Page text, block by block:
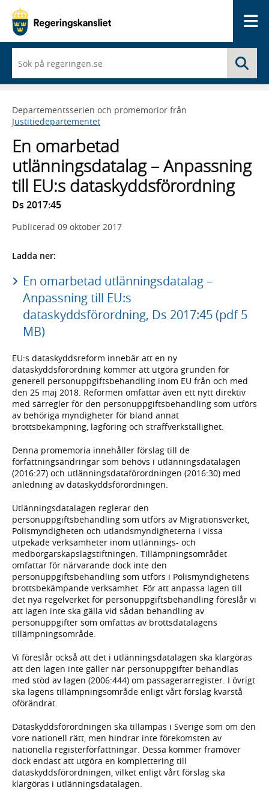
du
börjar
skriva
framträder
en
med
sökförslag
Departementsserien och promemorior från
Justitiedepartementet
En omarbetad
utlänningsdatalag – Anpassning
till EU:s dataskyddsförordning
Ds 2017:45
Publicerad 09 oktober 2017
Ladda ner:
En omarbetad utlänningsdatalag –
Anpassning till EU:s
dataskyddsförordning, Ds 2017:45 (pdf 5
MB)
EU:s dataskyddsreform innebär att en ny
dataskyddsförordning kommer att utgöra grunden för
generell personuppgiftsbehandling inom EU från och med
den 25 maj 2018. Reformen omfattar även ett nytt direktiv
med särregler för den personuppgiftsbehandling som utförs
av behöriga myndigheter för bland annat
brottsbekämpning, lagföring och straffverkställighet.
Denna promemoria innehåller förslag till de
författningsändringar som behövs i utlänningsdatalagen
(2016:27) och utlänningsdataförordningen (2016:30) med
anledning av dataskyddsförordningen.
Utlänningsdatalagen reglerar den
personuppgiftsbehandling som utförs av Migrationsverket,
Polismyndigheten och utlandsmyndigheterna i vissa
utpekade verksamheter inom utlännings- och
medborgarskapslagstiftningen. Tillämpningsområdet
omfattar för närvarande dock inte den
personuppgiftsbehandling som utförs i Polismyndighetens
brottsbekämpande verksamhet. För att anpassa lagen till
det nya regelverket för personuppgiftsbehandling föreslår vi
att lagen inte ska gälla vid sådan behandling av
personuppgifter som omfattas av brottsdatalagens
tillämpningsområde.
Vi föreslår också att det i utlänningsdatalagen ska klargöras
att den lagen inte gäller när personuppgifter behandlas
med stöd av lagen (2006:444) om passagerarregister. I övrigt
ska lagens tillämpningsområde enligt vårt förslag kvarstå
oförändrat.
Dataskyddsförordningen ska tillämpas i Sverige som om den
vore nationell rätt, men hindrar inte förekomsten av
nationella registerförfattningar. Dessa kommer framöver
dock endast att utgöra en komplettering till
dataskyddsförordningen, vilket enligt vårt förslag ska
klargöras i utlänningsdatalagen.